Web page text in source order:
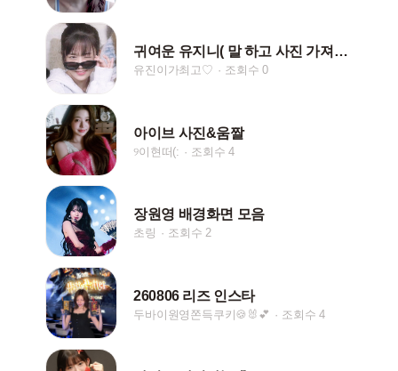
귀여운 유지니( 말 하고 사진 가져가 주세요~)
유진이가최고♡ 조회수 0
아이브 사진&움짤
୨이현떠(: 조회수 4
장원영 배경화면 모음
초링 조회수 2
260806 리즈 인스타
두바이원영쫀득쿠키🍪🐰💕 조회수 4